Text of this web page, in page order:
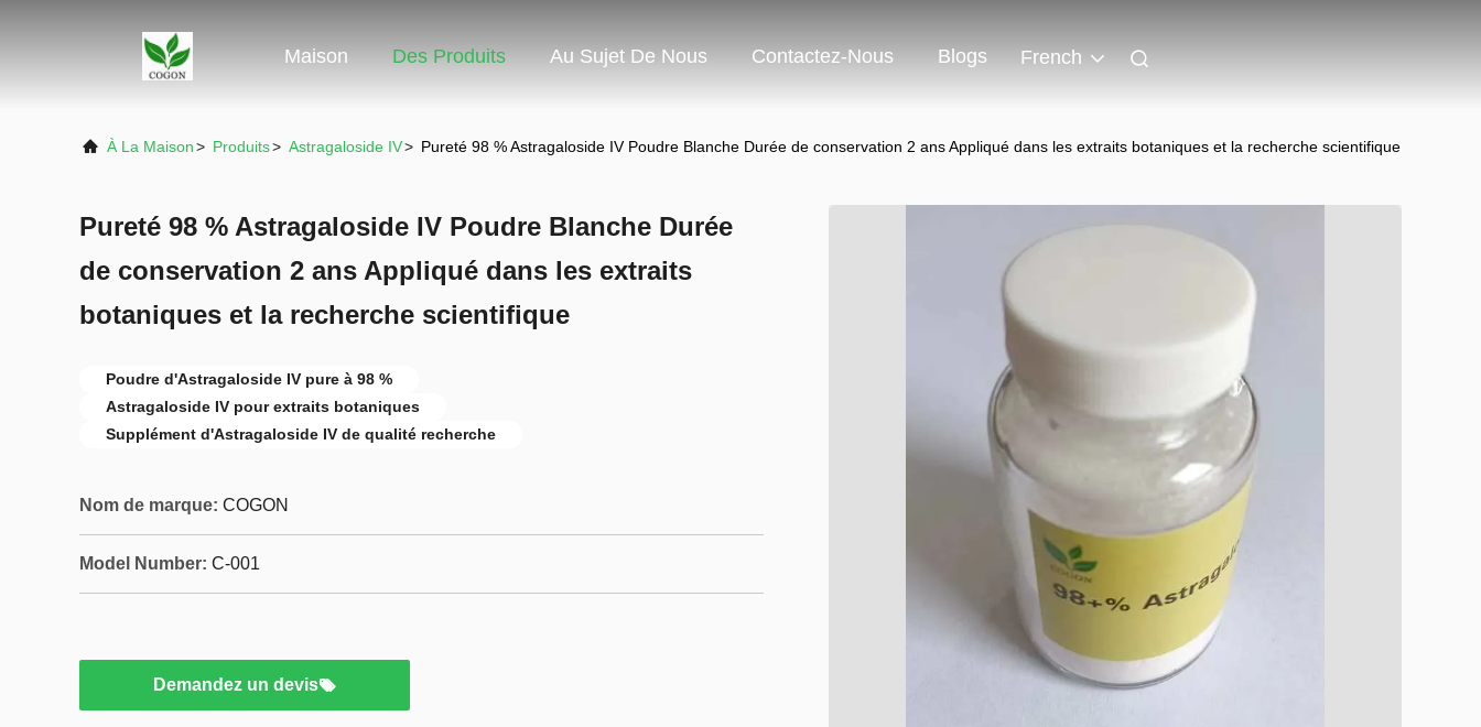
Maison Des Produits Au Sujet De Nous Contactez-Nous Blogs French
À La Maison> Produits> Astragaloside IV> Pureté 98 % Astragaloside IV Poudre Blanche Durée de conservation 2 ans Appliqué dans les extraits botaniques et la recherche scientifique
Pureté 98 % Astragaloside IV Poudre Blanche Durée
de conservation 2 ans Appliqué dans les extraits
botaniques et la recherche scientifique
Poudre d'Astragaloside IV pure à 98 %
Astragaloside IV pour extraits botaniques
Supplément d'Astragaloside IV de qualité recherche
Nom de marque: COGON
Model Number: C-001
Demandez un devis